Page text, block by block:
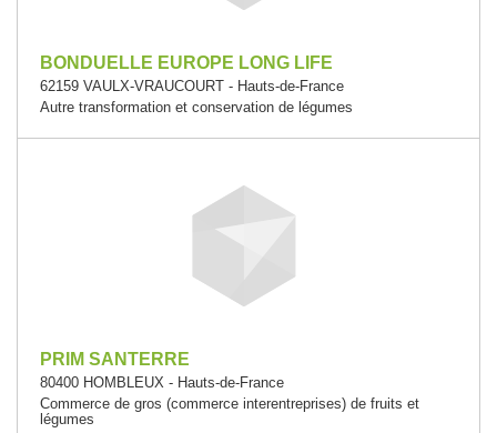
BONDUELLE EUROPE LONG LIFE
62159 VAULX-VRAUCOURT - Hauts-de-France
Autre transformation et conservation de légumes
PRIM SANTERRE
80400 HOMBLEUX - Hauts-de-France
Commerce de gros (commerce interentreprises) de fruits et
légumes